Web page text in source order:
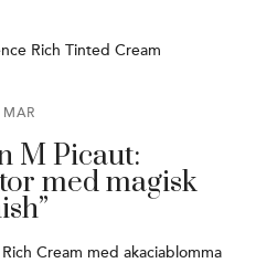
M Picaut:
med magisk
Cream med akaciablomma